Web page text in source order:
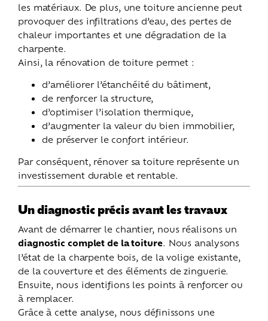
les matériaux. De plus, une toiture ancienne peut
provoquer des infiltrations d’eau, des pertes de
chaleur importantes et une dégradation de la
charpente.
Ainsi, la rénovation de toiture permet :
d’améliorer l’étanchéité du bâtiment,
de renforcer la structure,
d’optimiser l’isolation thermique,
d’augmenter la valeur du bien immobilier,
de préserver le confort intérieur.
Par conséquent, rénover sa toiture représente un
investissement durable et rentable.
Un diagnostic précis avant les travaux
Avant de démarrer le chantier, nous réalisons un
diagnostic complet de la toiture. Nous analysons
l’état de la charpente bois, de la volige existante,
de la couverture et des éléments de zinguerie.
Ensuite, nous identifions les points à renforcer ou
à remplacer.
Grâce à cette analyse, nous définissons une